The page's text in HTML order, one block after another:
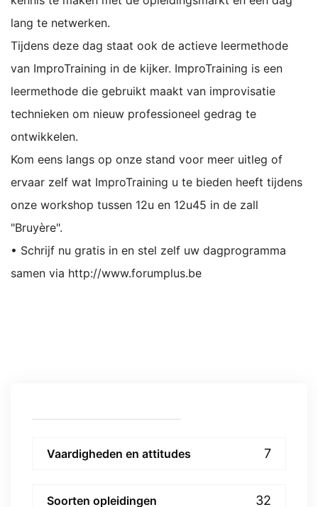
lang te netwerken.
Tijdens deze dag staat ook de actieve leermethode
van ImproTraining in de kijker. ImproTraining is een
leermethode die gebruikt maakt van improvisatie
technieken om nieuw professioneel gedrag te
ontwikkelen.
Kom eens langs op onze stand voor meer uitleg of
ervaar zelf wat ImproTraining u te bieden heeft tijdens
onze workshop tussen 12u en 12u45 in de zall
"Bruyère".
• Schrijf nu gratis in en stel zelf uw dagprogramma
samen via http://www.forumplus.be
Vaardigheden en attitudes 7
Soorten opleidingen 32